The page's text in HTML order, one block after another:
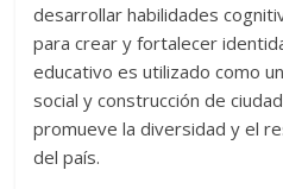
desarrollar habilidades
para crear y fortalecer
educativo es utilizado como
social y construcción de
promueve la diversidad y el
del país.